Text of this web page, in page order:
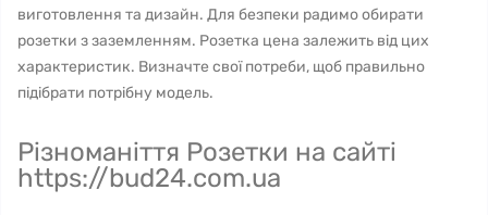
виготовлення та дизайн. Для безпеки радимо обирати
розетки з заземленням. Розетка цена залежить від цих
характеристик. Визначте свої потреби, щоб правильно
підібрати потрібну модель.
Різноманіття Розетки на сайті
https://bud24.com.ua